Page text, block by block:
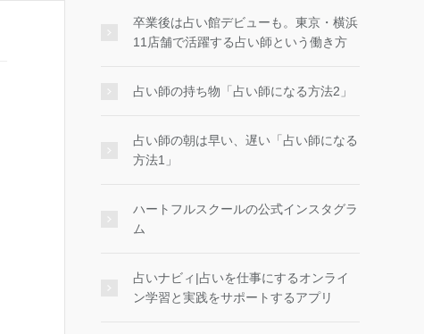
卒業後は占い館デビューも。東京・横浜
11店舗で活躍する占い師という働き方
占い師の持ち物「占い師になる方法2」
占い師の朝は早い、遅い「占い師になる
方法1」
ハートフルスクールの公式インスタグラ
ム
占いナビィ|占いを仕事にするオンライ
ン学習と実践をサポートするアプリ